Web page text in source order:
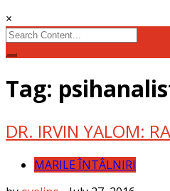
×
Search
for:
Tag:
DR. IRVIN YALOM:
MARILE ÎNTÂLNIRI